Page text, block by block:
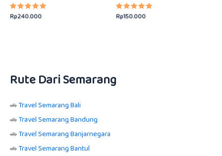
Dinilai
5.00
Rp240.000
Dinilai
5.00
Rp150.000
Rute Dari Semarang
🚗Travel Semarang Bali
🚗Travel Semarang Bandung
🚗Travel Semarang Banjarnegara
🚗Travel Semarang Bantul